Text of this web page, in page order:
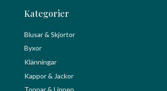
Kategorier
Blusar & Skjortor
Byxor
Klänningar
Kappor & Jackor